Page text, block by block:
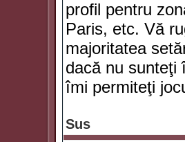
profil pentru
Paris, etc. Vă
majoritatea
dacă nu sunteţi
îmi permiteţi
Sus